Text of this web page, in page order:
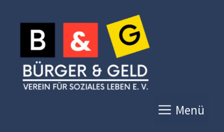
Inhalt
springen
Menü